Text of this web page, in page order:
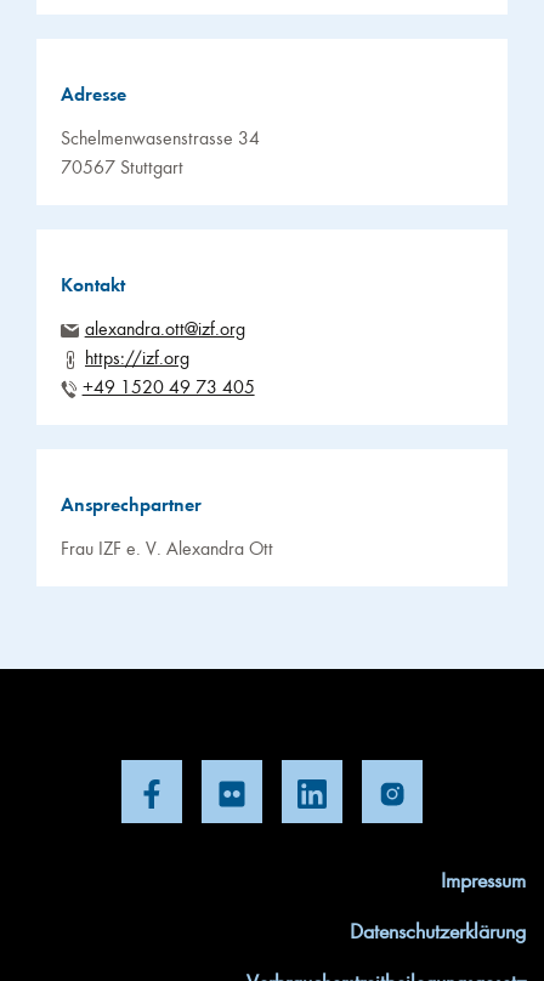
Adresse
Schelmenwasenstrasse 34
70567 Stuttgart
Kontakt
alexandra.ott@izf.org
https://izf.org
+49 1520 49 73 405
Ansprechpartner
Frau IZF e. V. Alexandra Ott
Impressum
Datenschutzerklärung